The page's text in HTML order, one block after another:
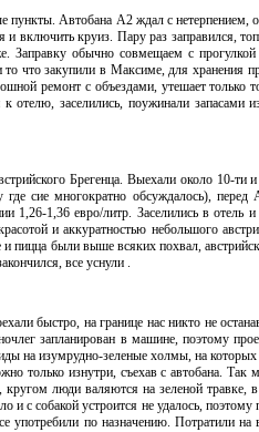
пункты. Автобана А2 ждал с нетерпением,
и включить круиз. Пару раз заправился,
обычно совмещаем с
что закупили в Максиме, для хранения
ремонт с объездами, утешает только
заселились, поужинали запасами
Брегенца. Выехали около 10-ти
сие многократно обсуждалось), перед
1,36 евро/литр. Заселились в отель и
и аккуратностью небольшого
пицца были выше всяких похвал,
все уснули .
быстро, на границе нас никто не
запланирован в машине, поэтому
на изумрудно-зеленые холмы, на
только изнутри, съехав с автобана. Так
кругом люди валяются на зеленой
с собакой устроится не удалось,
по назначению. Потратили на